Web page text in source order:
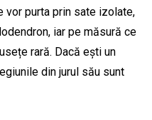
vor purta prin sate izolate,
iar pe măsură ce
rară. Dacă ești un
din jurul său sunt